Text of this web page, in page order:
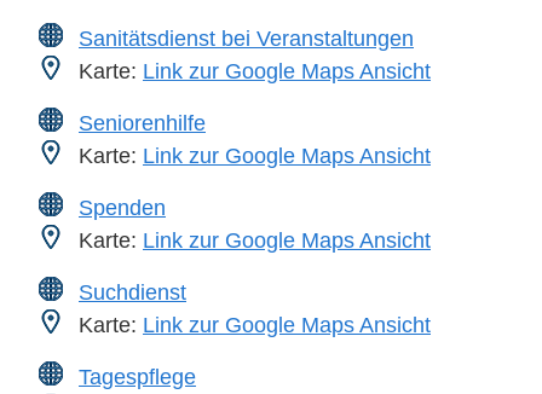
Sanitätsdienst bei Veranstaltungen
Karte: Link zur Google Maps Ansicht
Seniorenhilfe
Karte: Link zur Google Maps Ansicht
Spenden
Karte: Link zur Google Maps Ansicht
Suchdienst
Karte: Link zur Google Maps Ansicht
Tagespflege